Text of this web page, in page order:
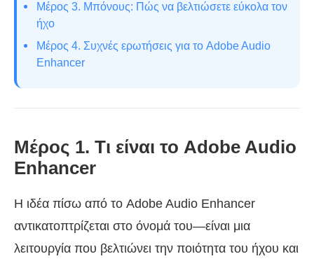
Μέρος 3. Μπόνους: Πώς να βελτιώσετε εύκολα τον
ήχο
Μέρος 4. Συχνές ερωτήσεις για το Adobe Audio
Enhancer
Μέρος 1. Τι είναι το Adobe Audio
Enhancer
Η ιδέα πίσω από το Adobe Audio Enhancer
αντικατοπτρίζεται στο όνομά του—είναι μια
λειτουργία που βελτιώνει την ποιότητα του ήχου και